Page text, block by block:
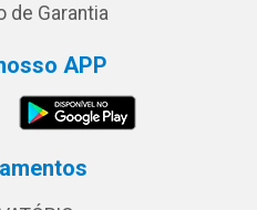
de Garantia
APP